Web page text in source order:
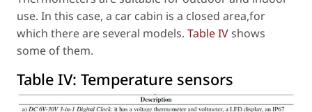
use. In this case, a car cabin is a closed area,for
which there are several models. Table IVshows
some of them.
Table IV: Temperature sensors